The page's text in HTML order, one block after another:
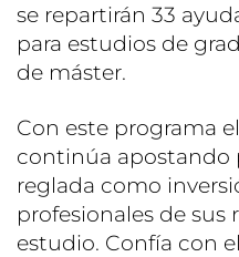
se repartirán 33
para estudios de
de máster.
Con este programa
continúa apostando
reglada como
profesionales de
estudio. Confía con